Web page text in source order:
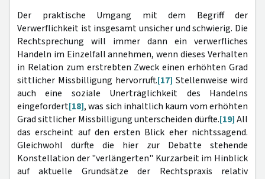
Der praktische Umgang mit dem Begriff der
Verwerflichkeit ist insgesamt unsicher und schwierig. Die
Rechtsprechung will immer dann ein verwerfliches
Handeln im Einzelfall annehmen, wenn dieses Verhalten
in Relation zum erstrebten Zweck einen erhöhten Grad
sittlicher Missbilligung hervorruft.[17] Stellenweise wird
auch eine soziale Unerträglichkeit des Handelns
eingefordert[18], was sich inhaltlich kaum vom erhöhten
Grad sittlicher Missbilligung unterscheiden dürfte.[19]All
das erscheint auf den ersten Blick eher nichtssagend.
Gleichwohl dürfte die hier zur Debatte stehende
Konstellation der "verlängerten" Kurzarbeit im Hinblick
auf aktuelle Grundsätze der Rechtspraxis relativ